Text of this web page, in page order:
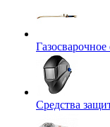
Средства